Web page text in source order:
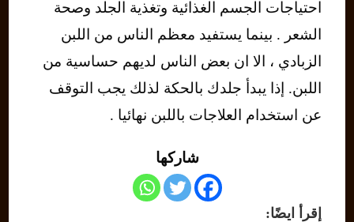
احتياجات الجسم الغذائية وتغذية الجلد وصحة
الشعر . بينما يستفيد معظم الناس من اللبن
الزبادي ، الا ان بعض الناس لديهم حساسية من
اللبن. إذا يبدأ جلدك بالحكة لذلك يجب التوقف
عن استخدام العلاجات باللبن نهائيا .
شاركها
إقرأ ايضًا: